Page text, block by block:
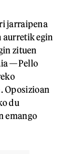
jarraipena
aurretik egin
zituen
—Pello
Oposizioan
du
emango